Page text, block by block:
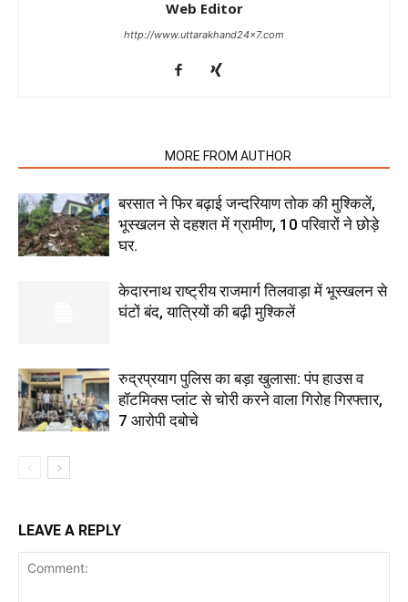
Web Editor
http://www.uttarakhand24x7.com
MORE FROM AUTHOR
बरसात ने फिर बढ़ाई जन्दरियाण तोक की मुश्किलें,
भूस्खलन से दहशत में ग्रामीण, 10 परिवारों ने छोड़े
घर.
केदारनाथ राष्ट्रीय राजमार्ग तिलवाड़ा में भूस्खलन से
घंटों बंद, यात्रियों की बढ़ी मुश्किलें
रुद्रप्रयाग पुलिस का बड़ा खुलासा: पंप हाउस व
हॉटमिक्स प्लांट से चोरी करने वाला गिरोह गिरफ्तार,
7 आरोपी दबोचे
LEAVE A REPLY